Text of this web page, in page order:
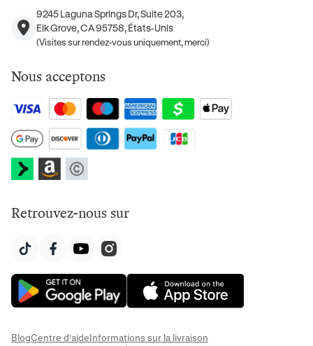
9245 Laguna Springs Dr, Suite 203,
Elk Grove, CA 95758, États-Unis
(Visites sur rendez-vous uniquement, merci)
Nous acceptons
Retrouvez-nous sur
BlogCentre d'aideInformations sur la livraison